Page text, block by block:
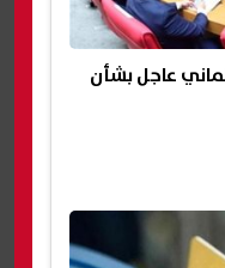
عاجل بشأن